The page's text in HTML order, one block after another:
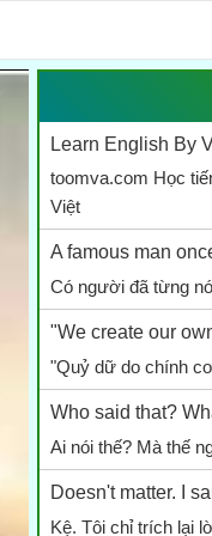
Learn English By
toomva.com Học
Việt
A famous man
Có người đã từng
"We create our
"Quỷ dữ do chính
Who said that?
Ai nói thế? Mà thế
Doesn't matter. I
Kệ. Tôi chỉ trích lại